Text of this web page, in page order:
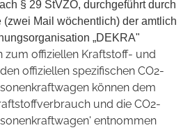
§ 29 StVZO, durchgeführt durch
Mail wöchentlich) der amtlich
„DEKRA"
zum offiziellen Kraftstoff- und
offiziellen spezifischen CO2-
können dem
und die CO2-
entnommen